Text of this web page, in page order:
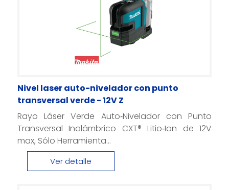
Nivel laser auto-nivelador con punto
transversal verde - 12V Z
Rayo Láser Verde Auto‑Nivelador con Punto
Transversal Inalámbrico CXT® Litio‑Ion de 12V
max, Sólo Herramienta...
Ver detalle